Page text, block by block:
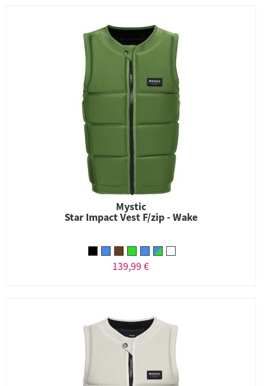
Mystic
Star Impact Vest F/zip - Wake
139,99 €